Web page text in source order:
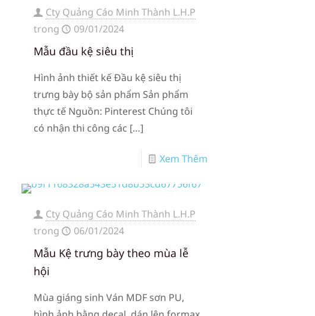
Cty Quảng Cáo Minh Thành L.H.P
trong
09/01/2024
Mẫu đầu kệ siêu thị
Hình ảnh thiết kế Đầu kệ siêu thị
trưng bày bộ sản phẩm Sản phẩm
thực tế Nguồn: Pinterest Chúng tôi
có nhận thi công các […]
Xem Thêm
Cty Quảng Cáo Minh Thành L.H.P
trong
06/01/2024
Mẫu Kệ trưng bày theo mùa lễ
hội
Mùa giáng sinh Ván MDF sơn PU,